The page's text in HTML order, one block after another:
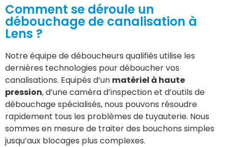
Comment se déroule un
débouchage de canalisation à
Lens ?
Notre équipe de déboucheurs qualifiés utilise les
dernières technologies pour déboucher vos
canalisations. Equipés d’un matériel à haute
pression, d’une caméra d’inspection et d’outils de
débouchage spécialisés, nous pouvons résoudre
rapidement tous les problèmes de tuyauterie. Nous
sommes en mesure de traiter des bouchons simples
jusqu’aux blocages plus complexes.